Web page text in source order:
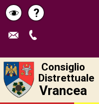
Schimbă
contrastul
Pagina
de
?
Consiglio
Distrettuale
Vrancea